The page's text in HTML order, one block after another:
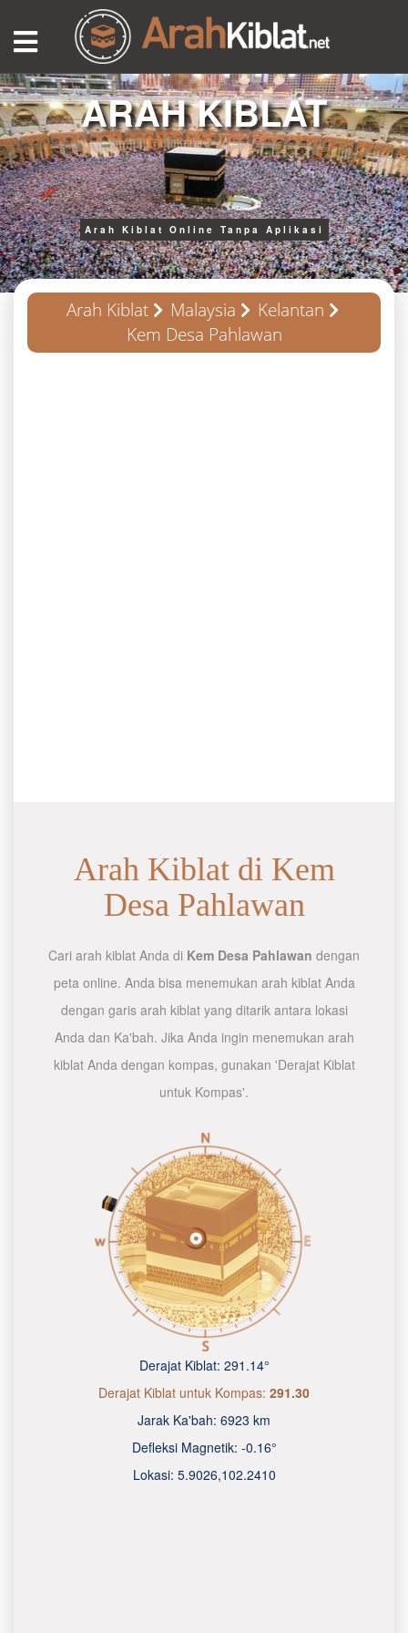
ARAH KIBLAT
Arah Kiblat Online Tanpa Aplikasi
Arah Kiblat Malaysia
Kelantan
Kem Desa Pahlawan
Arah Kiblat di Kem
Desa Pahlawan
Cari arah kiblat Anda di Kem Desa Pahlawan dengan
peta online. Anda bisa menemukan arah kiblat Anda
dengan garis arah kiblat yang ditarik antara lokasi
Anda dan Ka'bah. Jika Anda ingin menemukan arah
kiblat Anda dengan kompas, gunakan 'Derajat Kiblat
untuk Kompas'.
Derajat Kiblat: 291.14°
Derajat Kiblat untuk Kompas: 291.30
Jarak Ka'bah: 6923 km
Defleksi Magnetik: -0.16°
Lokasi: 5.9026,102.2410